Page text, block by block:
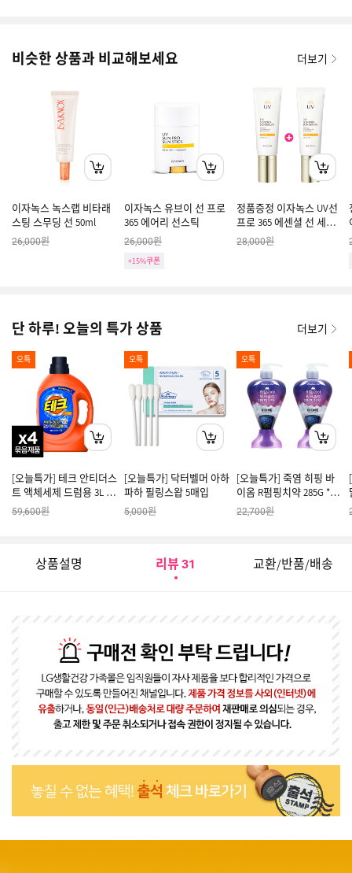
비슷한 상품과 비교해보세요 더보기
이자녹스 녹스랩 비타래
스팅 스무딩 선 50ml
26,000원
이자녹스 유브이 선 프로
365 에어리 선스틱
26,000원
+15%쿠폰
정품증정 이자녹스 UV선
프로 365 에센셜 선 세럼
40ml 1+1 [쿠폰X]
28,000원
단 하루! 오늘의 특가 상품 더보기
오특
[오늘특가] 테크 안티더스
트 액체세제 드럼용 3L 4
개
59,600원
오특
[오늘특가] 닥터벨머 아하
파하 필링스왑 5매입
5,000원
오특
[오늘특가] 죽염 히핑 바
이옴 R펌핑치약 285G *2
개
22,700원
상품설명 리뷰 31 교환/반품/배송